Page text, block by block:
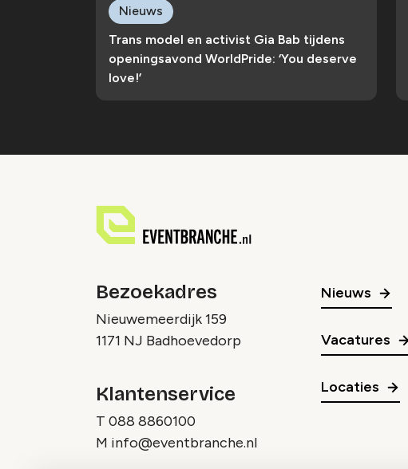
Trans model en activist Gia Bab tijdens
openingsavond WorldPride: ‘You deserve
love!’
Nieuws
Bezoekadres
Nieuwemeerdijk 159
1171 NJ Badhoevedorp
Klantenservice
T 088 8860100
M info@eventbranche.nl
Nieuws
Vacatures
Locaties